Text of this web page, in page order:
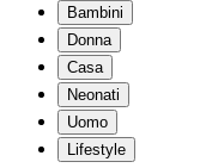
Bambini
Donna
Casa
Neonati
Uomo
Lifestyle